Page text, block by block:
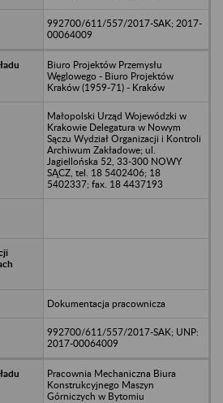
992700/611/557/2017-SAK; 2017-
00064009
Biuro Projektów Przemysłu
Węglowego - Biuro Projektów
Kraków (1959-71) - Kraków
Małopolski Urząd Wojewódzki w
Krakowie Delegatura w Nowym
Sączu Wydział Organizacji i Kontroli
Archiwum Zakładowe; ul.
Jagiellońska 52, 33-300 NOWY
SĄCZ, tel. 18 5402406; 18
5402337; fax. 18 4437193
Dokumentacja pracownicza
992700/611/557/2017-SAK; UNP:
2017-00064009
Pracownia Mechaniczna Biura
Konstrukcyjnego Maszyn
Górniczych w Bytomiu